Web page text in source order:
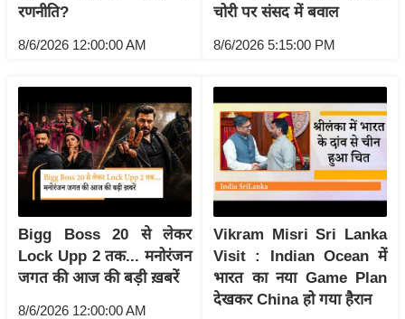
मा
तृ
मि
स्तं
भ
ए
आ
र
.
आ
रणनीति?
8/6/2026 12:00:00 AM
चोरी पर संसद में बवाल
8/6/2026 5:15:00 PM
Bigg Boss 20 से लेकर
Lock Upp 2 तक... मनोरंजन
जगत की आज की बड़ी ख़बरें
8/6/2026 12:00:00 AM
Vikram Misri Sri Lanka
Visit : Indian Ocean में
भारत का नया Game Plan
देखकर China हो गया हैरान